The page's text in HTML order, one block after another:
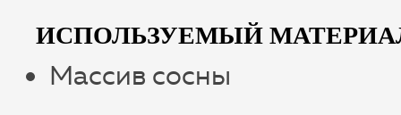
ИСПОЛЬЗУЕМЫЙ
Массив сосны